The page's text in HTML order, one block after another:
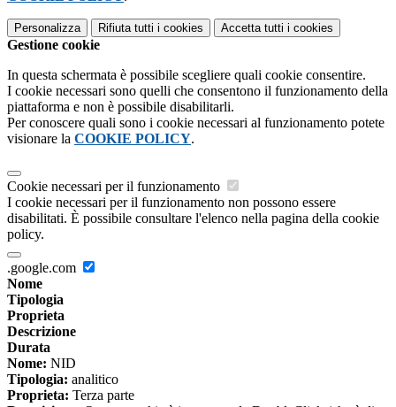
Personalizza Rifiuta tutti i cookies Accetta tutti i cookies
Gestione cookie
In questa schermata è possibile scegliere quali cookie consentire.
I cookie necessari sono quelli che consentono il funzionamento della
piattaforma e non è possibile disabilitarli.
Per conoscere quali sono i cookie necessari al funzionamento potete
visionare la COOKIE POLICY.
Cookie necessari per il funzionamento
I cookie necessari per il funzionamento non possono essere
disabilitati. È possibile consultare l'elenco nella pagina della cookie
policy.
.google.com
Nome
Tipologia
Proprieta
Descrizione
Durata
Nome: NID
Tipologia: analitico
Proprieta: Terza parte